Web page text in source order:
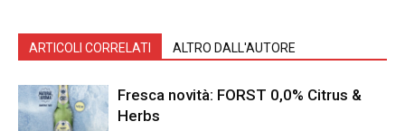
ARTICOLI CORRELATI ALTRO DALL'AUTORE
Fresca novità: FORST 0,0% Citrus &
Herbs